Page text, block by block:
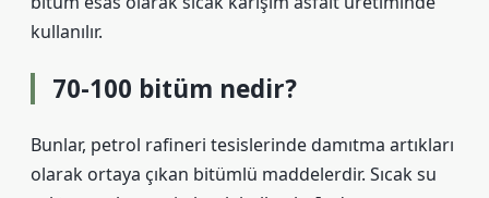
kullanılır.
70-100 bitüm nedir?
Bunlar, petrol rafineri tesislerinde damıtma artıkları
olarak ortaya çıkan bitümlü maddelerdir. Sıcak su